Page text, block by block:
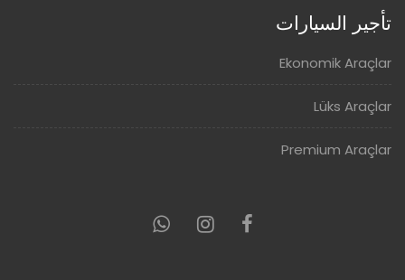
تأجير السيارات
Ekonomik Araçlar
Lüks Araçlar
Premium Araçlar